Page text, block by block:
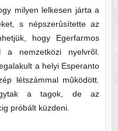
milyen lelkesen járta a
s népszerûsítette az
hogy Egerfarmos
nemzetközi nyelvrõl.
a helyi Esperanto
létszámmal mûködött.
a tagok, de az
próbált küzdeni.